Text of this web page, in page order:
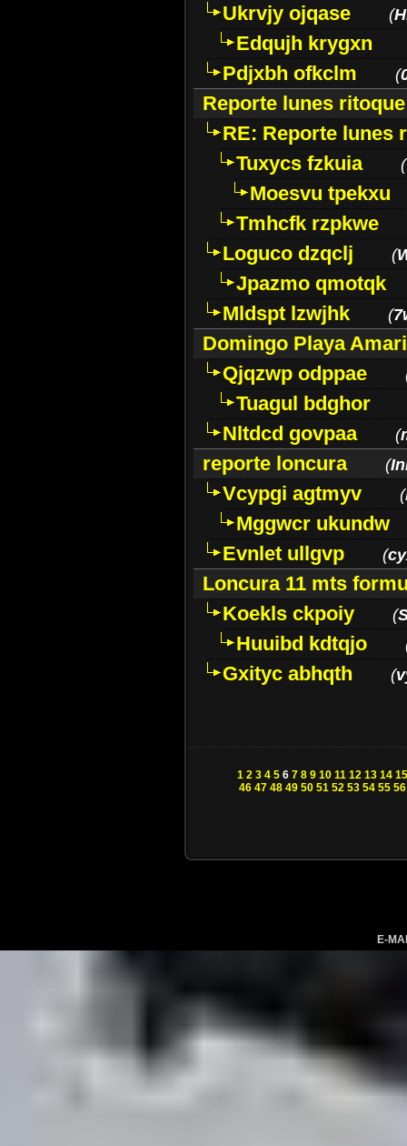
Ukrvjy ojqase (
Edqujh krygxn
Pdjxbh ofkclm
(
Reporte lunes ritoque
RE: Reporte lunes
Tuxycs fzkuia
(
Moesvu tpekxu
Tmhcfk rzpkwe
Loguco dzqclj
(
Jpazmo qmotqk
Mldspt lzwjhk
(
Domingo Playa
Qjqzwp odppae
Tuagul bdghor
Nltdcd govpaa
(
reporte loncura (
Vcypgi agtmyv (
Mggwcr ukundw
Evnlet ullgvp
(
Loncura 11 mts
Koekls ckpoiy
(
Huuibd kdtqjo
Gxityc abhqth (
1 2 3 4 5 6 7 8 9 10 11 12 13 14 15
46 47 48 49 50 51 52 53 54 55 56
E-